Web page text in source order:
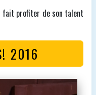
fait profiter de son talent
2016